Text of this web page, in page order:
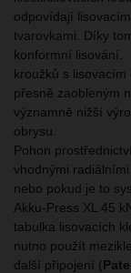
odpovídají
tvarovkami. Díky
konformní lisování.
kroužků s
přesně zaobleným
významně nižší
obrysu.
Pohon
vhodnými
nebo pokud je to
Akku-Press XL 45
tabulka lisovacích
nutno použít
další připojení (